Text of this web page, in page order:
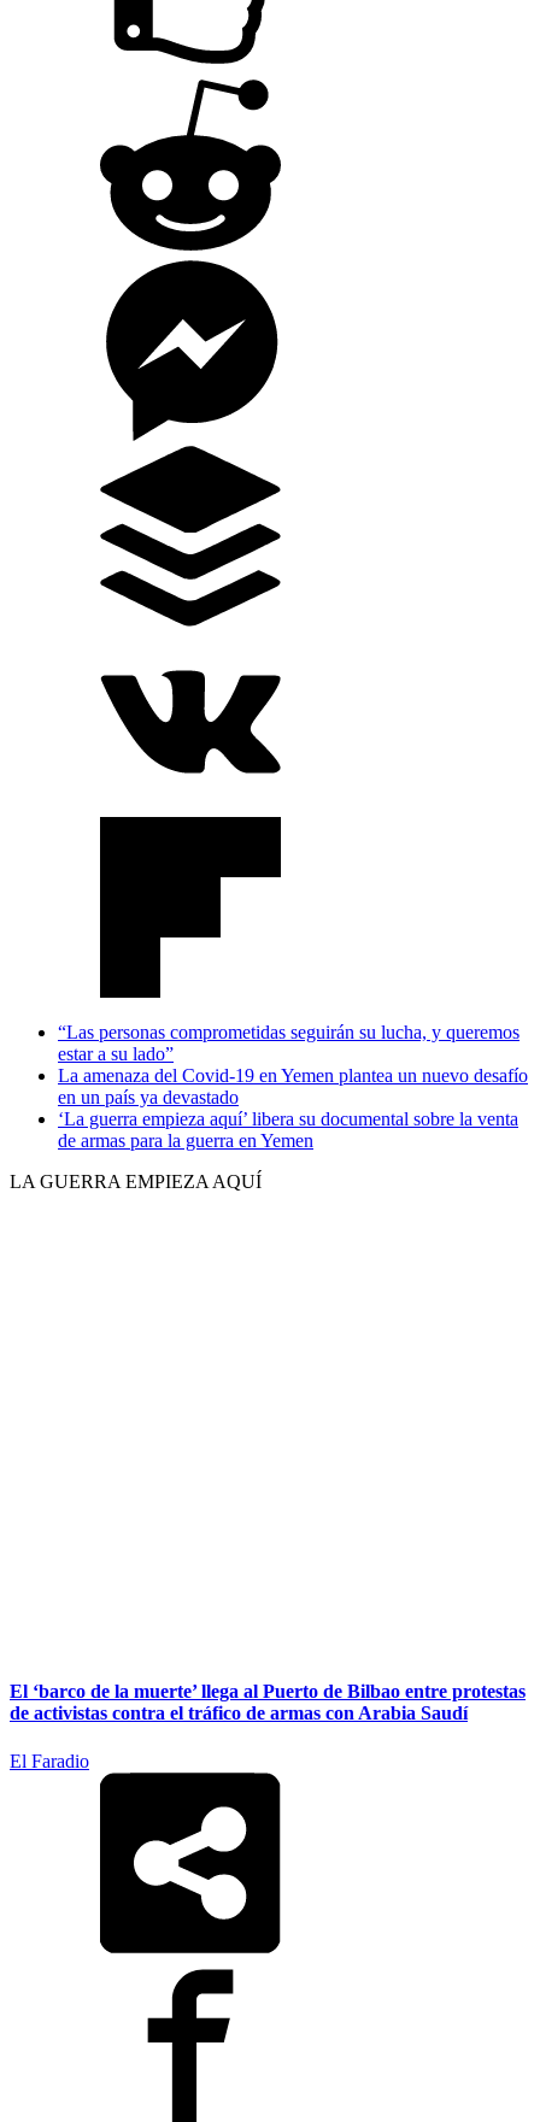
“Las personas comprometidas seguirán su lucha, y queremos
estar a su lado”
La amenaza del Covid-19 en Yemen plantea un nuevo desafío
en un país ya devastado
‘La guerra empieza aquí’ libera su documental sobre la venta
de armas para la guerra en Yemen
LA GUERRA EMPIEZA AQUÍ
El ‘barco de la muerte’ llega al Puerto de Bilbao entre protestas
de activistas contra el tráfico de armas con Arabia Saudí
El Faradio